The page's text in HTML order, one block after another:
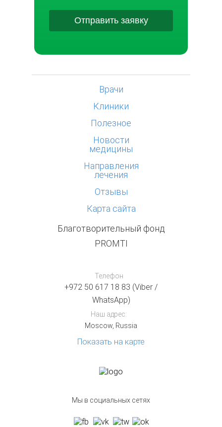
Отправить заявку
Мы в социальных сетях
Телефон
+972 50 617 18 83 (Viber /
WhatsApp)
Наш адрес:
Moscow, Russia
Показать на карте
Врачи
Клиники
Полезное
Новости
медицины
Направления
лечения
Отзывы
Карта сайта
Благотворительный фонд
PROMTI